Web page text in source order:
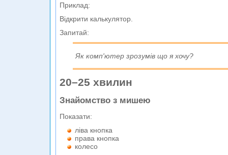
Приклад:
Відкрити калькулятор.
Запитай:
Як комп'ютер зрозумів що я хочу?
20–25 хвилин
Знайомство з мишею
Показати:
ліва кнопка
права кнопка
колесо